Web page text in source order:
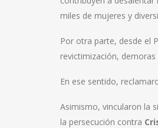
miles de mujeres y
Por otra parte, desde el
revictimización,
En ese sentido,
Asimismo, vincularon la
la persecución contra